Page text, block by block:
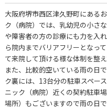
大阪府堺市西区津久野町にある
ク（病院）では、乳幼児の小さ
や障害者の方の診療にも力を入
ら院内までバリアフリーとなっ
て来院して頂ける様な体制を整え
また、比較的空いている雨の日
ク裏には、13台分の駐車スペー
ニック（病院）近くの契約駐車
場所）もございますので雨の日